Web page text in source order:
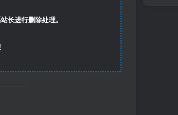
长进行删除处理。